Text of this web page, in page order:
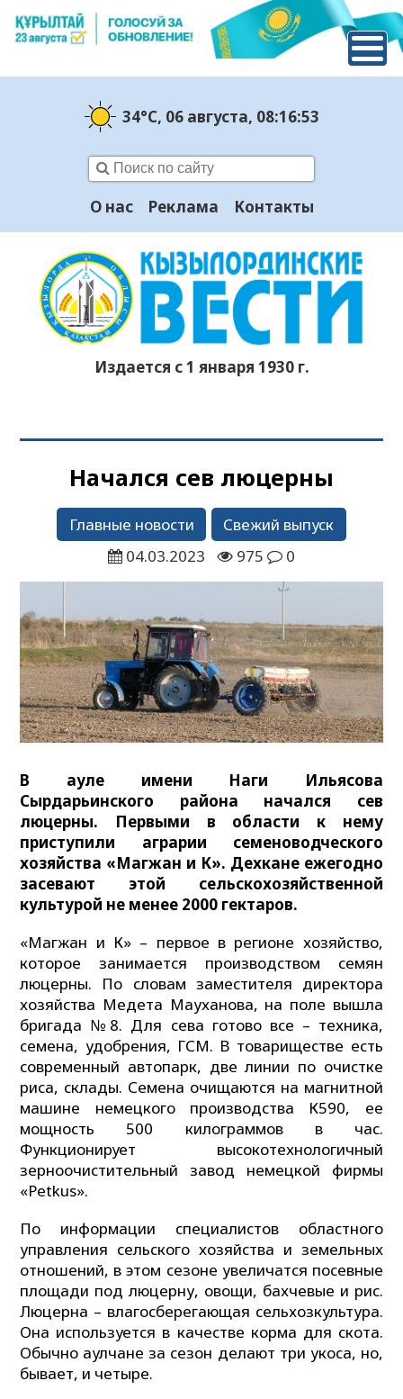
34°C, 06 августа, 08:16:54
О нас Реклама Контакты
Издается с 1 января 1930 г.
Начался сев люцерны
Главные новости
Свежий выпуск
04.03.2023
975 0
В ауле имени Наги Ильясова
Сырдарьинского района начался сев
люцерны. Первыми в области к нему
приступили аграрии семеноводческого
хозяйства «Магжан и К». Дехкане ежегодно
засевают этой сельскохозяйственной
культурой не менее 2000 гектаров.
«Магжан и К» – первое в регионе хозяйство,
которое занимается производством семян
люцерны. По словам заместителя директора
хозяйства Медета Мауханова, на поле вышла
бригада №8. Для сева готово все – техника,
семена, удобрения, ГСМ. В товариществе есть
современный автопарк, две линии по очистке
риса, склады. Семена очищаются на магнитной
машине немецкого производства К590, ее
мощность 500 килограммов в час.
Функционирует высокотехнологичный
зерноочистительный завод немецкой фирмы
«Petkus».
По информации специалистов областного
управления сельского хозяйства и земельных
отношений, в этом сезоне увеличатся посевные
площади под люцерну, овощи, бахчевые и рис.
Люцерна – влагосберегающая сельхозкультура.
Она используется в качестве корма для скота.
Обычно аулчане за сезон делают три укоса, но,
бывает, и четыре.